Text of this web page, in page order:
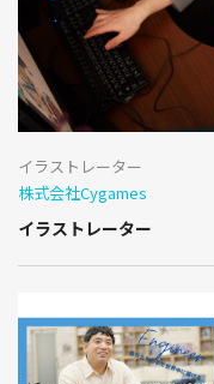
イラストレーター
株式会社Cygames
イラストレーター